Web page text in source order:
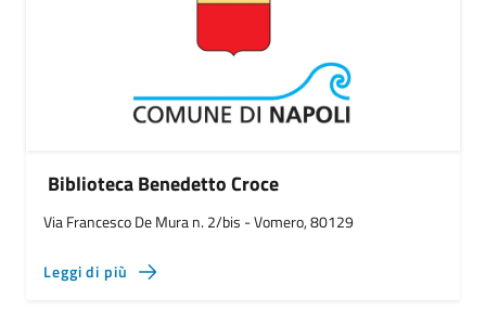
Biblioteca Benedetto Croce
Via Francesco De Mura n. 2/bis - Vomero, 80129
Leggi di più